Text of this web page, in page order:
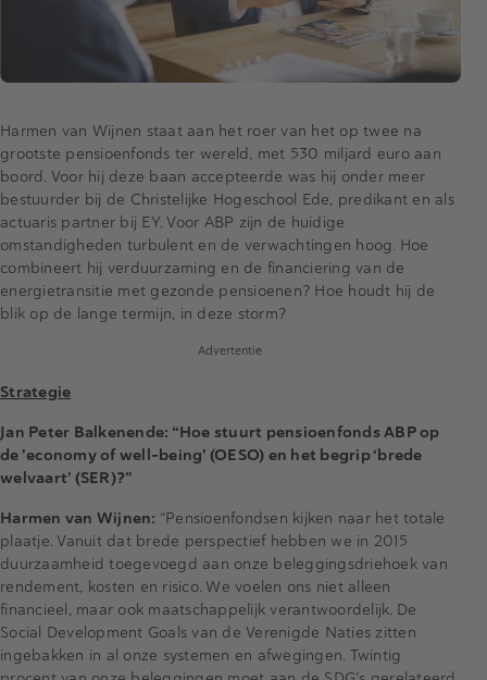
Harmen van Wijnen staat aan het roer van het op twee na
grootste pensioenfonds ter wereld, met 530 miljard euro aan
boord. Voor hij deze baan accepteerde was hij onder meer
bestuurder bij de Christelijke Hogeschool Ede, predikant en als
actuaris partner bij EY. Voor ABP zijn de huidige
omstandigheden turbulent en de verwachtingen hoog. Hoe
combineert hij verduurzaming en de financiering van de
energietransitie met gezonde pensioenen? Hoe houdt hij de
blik op de lange termijn, in deze storm?
Advertentie
Strategie
Jan Peter Balkenende: “Hoe stuurt pensioenfonds ABP op
de 'economy of well-being' (OESO) en het begrip ‘brede
welvaart’ (SER)?”
Harmen van Wijnen: “Pensioenfondsen kijken naar het totale
plaatje. Vanuit dat brede perspectief hebben we in 2015
duurzaamheid toegevoegd aan onze beleggingsdriehoek van
rendement, kosten en risico. We voelen ons niet alleen
financieel, maar ook maatschappelijk verantwoordelijk. De
Social Development Goals van de Verenigde Naties zitten
ingebakken in al onze systemen en afwegingen. Twintig